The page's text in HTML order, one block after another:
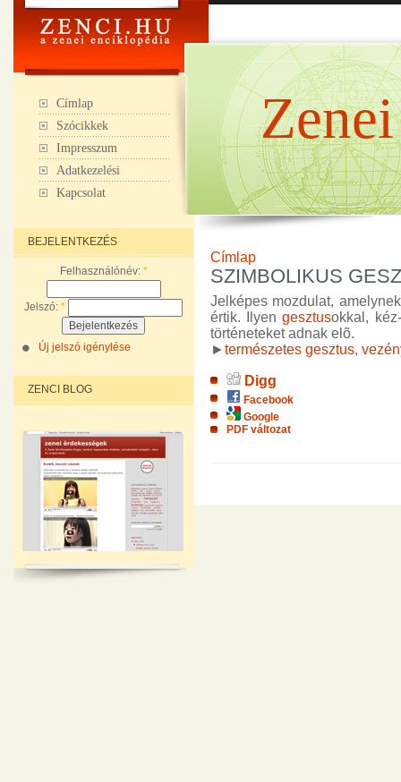
Címlap
Szócikkek
Impresszum
Adatkezelési
Kapcsolat
BEJELENTKEZÉS
Felhasználónév: *
Jelszó: *
Új jelszó igénylése
ZENCI BLOG
Címlap
SZIMBOLIKUS
Jelképes mozdulat,
értik. Ilyengesztusokkal,
történeteket adnak elõ.
► természetes gesztus,
Digg
Facebook
Google
PDF változat